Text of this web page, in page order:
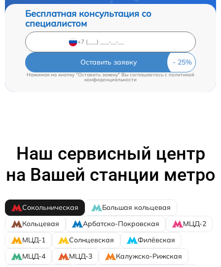
Бесплатная консультация со
специалистом
Оставить заявку
Нажимая на кнопку "Оставить заявку" Вы соглашаетесь cполитикой
конфиденциальности
Наш сервисный центр
на Вашей станции метро
Сокольническая
Большая кольцевая
Кольцевая
Арбатско-Покровская
МЦД-2
МЦД-1
Солнцевская
Филёвская
МЦД-4
МЦД-3
Калужско-Рижская